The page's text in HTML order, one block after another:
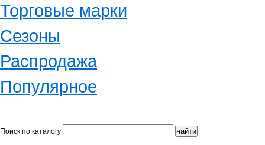
Торговые марки
Сезоны
Распродажа
Популярное
Поиск по каталогу